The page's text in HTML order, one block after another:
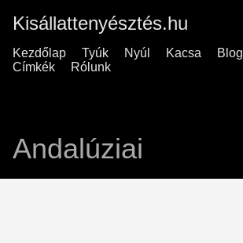
Kisállattenyésztés.hu
Kezdőlap Tyúk Nyúl Kacsa Blog
Címkék
Rólunk
Andalúziai